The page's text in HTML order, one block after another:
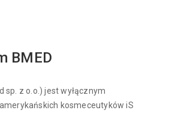
BMED
sp. z o.o.) jest wyłącznym
kosmeceutyków iS